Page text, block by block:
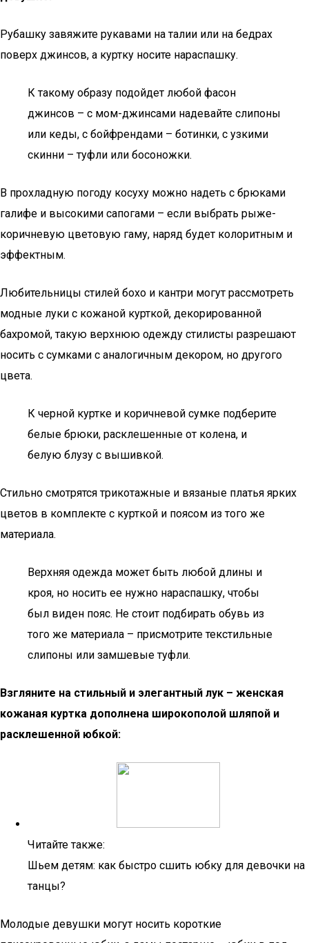
Рубашку завяжите рукавами на талии или на бедрах
поверх джинсов, а куртку носите нараспашку.
К такому образу подойдет любой фасон
джинсов – с мом-джинсами надевайте слипоны
или кеды, с бойфрендами – ботинки, с узкими
скинни – туфли или босоножки.
В прохладную погоду косуху можно надеть с брюками
галифе и высокими сапогами – если выбрать рыже-
коричневую цветовую гаму, наряд будет колоритным и
эффектным.
Любительницы стилей бохо и кантри могут рассмотреть
модные луки с кожаной курткой, декорированной
бахромой, такую верхнюю одежду стилисты разрешают
носить с сумками с аналогичным декором, но другого
цвета.
К черной куртке и коричневой сумке подберите
белые брюки, расклешенные от колена, и
белую блузу с вышивкой.
Стильно смотрятся трикотажные и вязаные платья ярких
цветов в комплекте с курткой и поясом из того же
материала.
Верхняя одежда может быть любой длины и
кроя, но носить ее нужно нараспашку, чтобы
был виден пояс. Не стоит подбирать обувь из
того же материала – присмотрите текстильные
слипоны или замшевые туфли.
Взгляните на стильный и элегантный лук – женская
кожаная куртка дополнена широкополой шляпой и
расклешенной юбкой:
Читайте также:
Шьем детям: как быстро сшить юбку для девочки на
танцы?
Молодые девушки могут носить короткие